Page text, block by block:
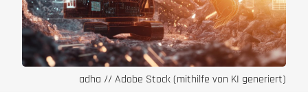
adha // Adobe Stock (mithilfe von KI generiert)